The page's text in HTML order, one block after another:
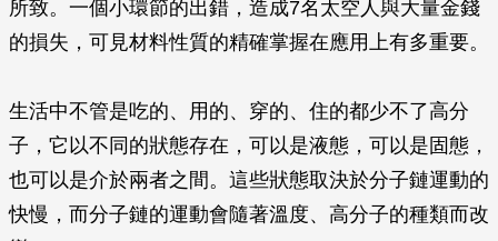
所致。一個小環節的出錯，造成7名太空人與大量金錢
的損失，可見材料性質的精確掌握在應用上有多重要。
生活中不管是吃的、用的、穿的、住的都少不了高分
子，它以不同的狀態存在，可以是液態，可以是固態，
也可以是介於兩者之間。這些狀態取決於分子鏈運動的
快慢，而分子鏈的運動會隨著溫度、高分子的種類而改